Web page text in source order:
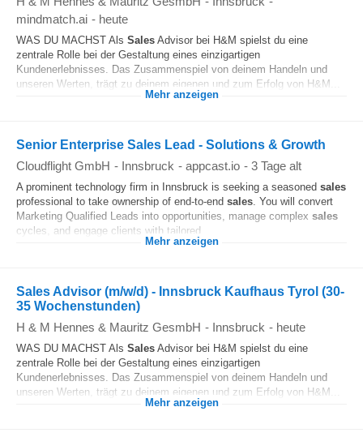
mindmatch.ai - heute
WAS DU MACHST Als Sales Advisor bei H&M spielst du eine
zentrale Rolle bei der Gestaltung eines einzigartigen
Kundenerlebnisses. Das Zusammenspiel von deinem Handeln und
unseren Werten, trägt zu deinem eigenen und zum Erfolg von H&M...
Mehr anzeigen
Senior Enterprise Sales Lead - Solutions & Growth
Cloudflight GmbH - Innsbruck - appcast.io - 3 Tage alt
A prominent technology firm in Innsbruck is seeking a seasoned sales
professional to take ownership of end-to-end sales. You will convert
Marketing Qualified Leads into opportunities, manage complex sales
cycles, and engage clients with tailored...
Mehr anzeigen
Sales Advisor (m/w/d) - Innsbruck Kaufhaus Tyrol (30-
35 Wochenstunden)
H & M Hennes & Mauritz GesmbH - Innsbruck - heute
WAS DU MACHST Als Sales Advisor bei H&M spielst du eine
zentrale Rolle bei der Gestaltung eines einzigartigen
Kundenerlebnisses. Das Zusammenspiel von deinem Handeln und
unseren Werten, trägt zu deinem eigenen und zum Erfolg von H&M...
Mehr anzeigen